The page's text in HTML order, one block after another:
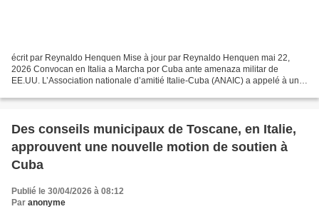
écrit par Reynaldo Henquen Mise à jour par Reynaldo Henquen mai 22,
2026 Convocan en Italia a Marcha por Cuba ante amenaza militar de
EE.UU. L’Association nationale d’amitié Italie-Cuba (ANAIC) a appelé à une
Des conseils municipaux de Toscane, en Italie,
approuvent une nouvelle motion de soutien à
Cuba
Publié le 30/04/2026 à 08:12
Par anonyme